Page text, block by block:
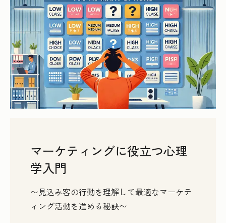
マーケティングに役立つ心理
学入門
〜見込み客の行動を理解して最適なマーケテ
ィング活動を進める秘訣〜